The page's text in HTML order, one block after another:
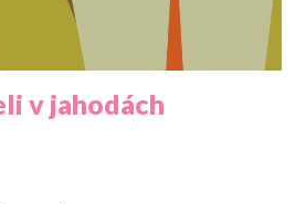
v jahodách